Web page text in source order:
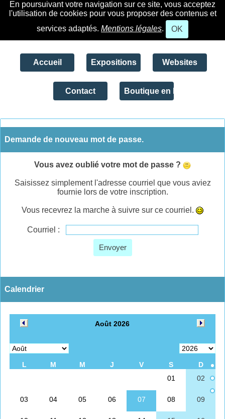
En poursuivant votre navigation sur ce site, vous acceptez
l'utilisation de cookies pour vous proposer des contenus et
services adaptés. Mentions légales. OK
Accueil Expositions Websites
Contact Boutique en ligne
Demande de nouveau mot de passe.
Vous avez oublié votre mot de passe ?
Saisissez simplement l'adresse courriel que vous aviez
fournie lors de votre inscription.
Vous recevrez la marche à suivre sur ce courriel.
Courriel :
Envoyer
Calendrier